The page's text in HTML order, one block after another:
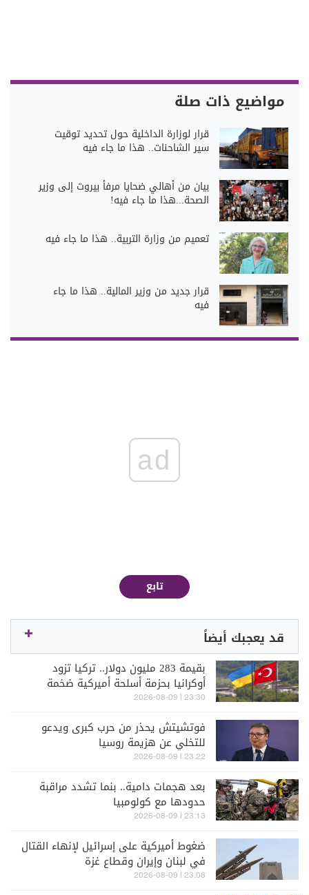
مواضيع ذات صلة
قرار لوزارة الداخلية حول تحديد توقيت
سير الشاحنات.. هذا ما جاء فيه
بيان من أهالي ضحايا مرفأ بيروت إلى وزير
الصحة...هذا ما جاء فيه!
تعميم من وزارة التربية.. هذا ما جاء فيه
قرار جديد من وزير المالية.. هذا ما جاء
فيه
ad
تابع
قد يعجبك أيضاً
بقيمة 283 مليون دولار.. تركيا تزود
أوكرانيا بحزمة أسلحة أميركية ضخمة
23:30 | 2026-08-09
فوتشيتش يحذر من حرب كبرى ويدعو
للتخلي عن هزيمة روسيا
23:22 | 2026-08-09
بعد هجمات دامية.. بنما تشدد مراقبة
حدودها مع كولومبيا
23:13 | 2026-08-09
ضغوط أميركية على إسرائيل لإنهاء القتال
في لبنان وإيران وقطاع غزة
23:08 | 2026-08-09